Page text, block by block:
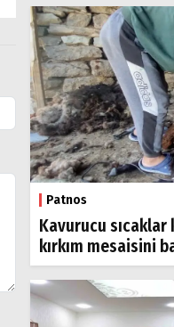
Patnos
Kavurucu
kırkım mesaisini